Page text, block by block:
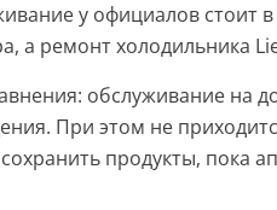
у официалов стоит
а ремонт холодильника
обслуживание на
При этом не
продукты, пока